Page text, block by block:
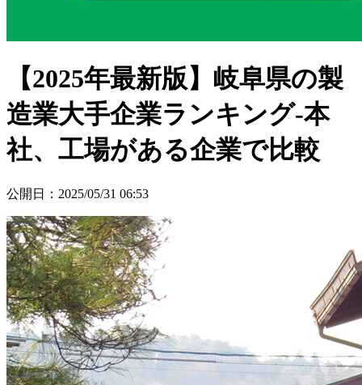
【2025年最新版】岐阜県の製
造業大手企業ランキング-本
社、工場がある企業で比較
公開日 ： 2025/05/31 06:53